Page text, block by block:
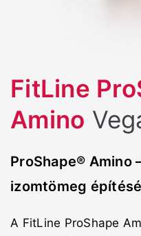
FitLine
Amino
ProShape® Amino
izomtömeg
A FitLine ProShape